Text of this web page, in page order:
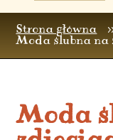
Strona główna
Moda ślubna na
Moda